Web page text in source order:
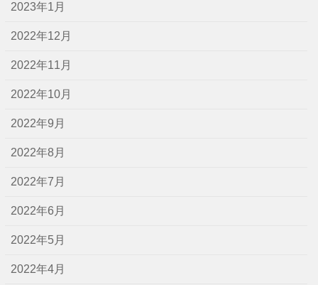
2023年1月
2022年12月
2022年11月
2022年10月
2022年9月
2022年8月
2022年7月
2022年6月
2022年5月
2022年4月